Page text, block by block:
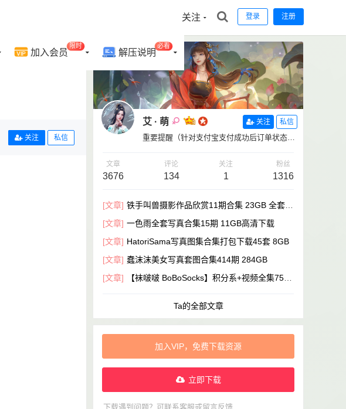
登录 注册
关注
加入会员
限时
解压说明
必看
关注 私信
艾 · 萌 关注 私信
重要提醒（针对支付宝支付成功后订单状态没
oeart.com/zhi-fu-bao-bu-dan/】
文章
3676
评论
134
关注
1
粉丝
1316
[文章] 铁手叫兽摄影作品欣赏11期合集 23GB 全套摄
影写真资源下载
[文章] 一色雨全套写真合集15期 11GB高清下载
[文章] HatoriSama写真图集合集打包下载45套 8GB
[文章] 蠢沫沫美女写真套图合集414期 284GB
[文章]
【袜啵啵 BoBoSocks】积分系+视频全集751
Ta的全部文章
加入VIP，免费下载资源
立即下载
下载遇到问题？可联系客服或留言反馈